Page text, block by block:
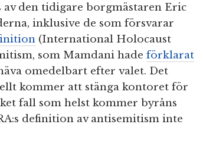
den tidigare borgmästaren Eric
inklusive de som försvarar
(International Holocaust
som Mamdani hade förklarat
omedelbart efter valet. Det
kommer att stänga kontoret för
fall som helst kommer byråns
definition av antisemitism inte